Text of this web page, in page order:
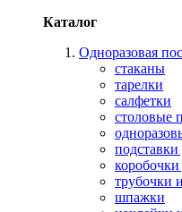
Каталог
Одноразовая
стаканы
тарелки
салфетки
столовые
коробочки
трубочки
шпажки